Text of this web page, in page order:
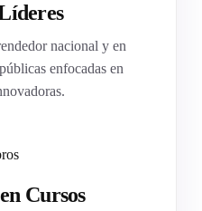
nacional y en
enfocadas en
Cursos